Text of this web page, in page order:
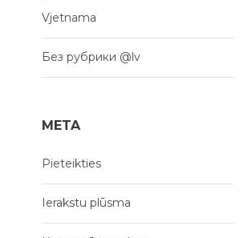
Vjetnama
Без рубрики @lv
META
Pieteikties
Ierakstu plūsma